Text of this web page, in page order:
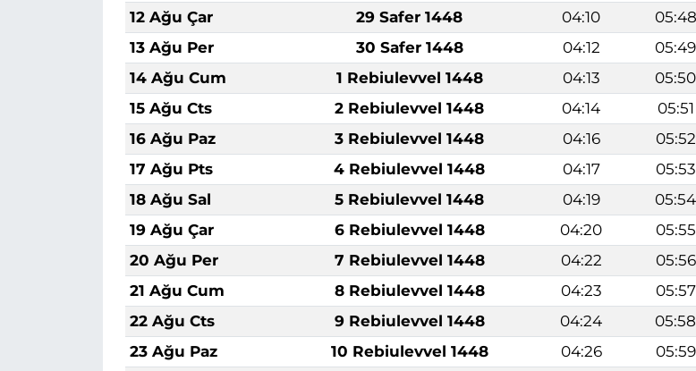
12 Ağu Çar
29 Safer 1448 04:10 05:48
13 Ağu Per
30 Safer 1448 04:12 05:49
14 Ağu Cum
1 Rebiulevvel 1448 04:13 05:50
15 Ağu Cts
2 Rebiulevvel 1448 04:14 05:51
16 Ağu Paz
3 Rebiulevvel 1448 04:16 05:52
17 Ağu Pts
4 Rebiulevvel 1448 04:17 05:53
18 Ağu Sal
5 Rebiulevvel 1448 04:19 05:54
19 Ağu Çar
6 Rebiulevvel 1448 04:20 05:55
20 Ağu Per
7 Rebiulevvel 1448 04:22 05:56
21 Ağu Cum
8 Rebiulevvel 1448 04:23 05:57
22 Ağu Cts
9 Rebiulevvel 1448 04:24 05:58
23 Ağu Paz
10 Rebiulevvel 1448 04:26 05:59